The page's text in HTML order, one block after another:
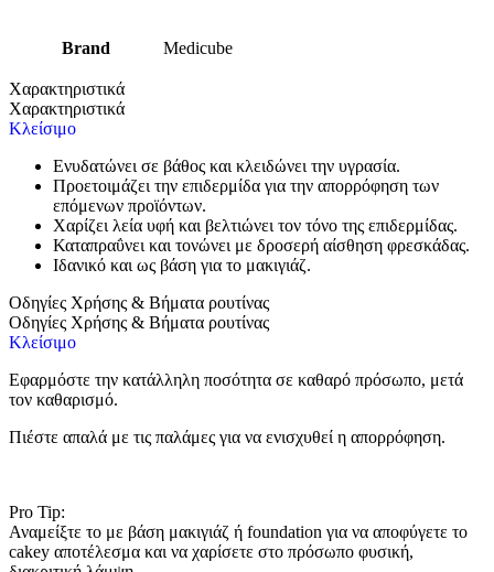
Brand Medicube
Χαρακτηριστικά
Χαρακτηριστικά
Κλείσιμο
Ενυδατώνει σε βάθος και κλειδώνει την υγρασία.
Προετοιμάζει την επιδερμίδα για την απορρόφηση των
επόμενων προϊόντων.
Χαρίζει λεία υφή και βελτιώνει τον τόνο της επιδερμίδας.
Καταπραΰνει και τονώνει με δροσερή αίσθηση φρεσκάδας.
Ιδανικό και ως βάση για το μακιγιάζ.
Οδηγίες Χρήσης & Βήματα ρουτίνας
Οδηγίες Χρήσης & Βήματα ρουτίνας
Κλείσιμο
Εφαρμόστε την κατάλληλη ποσότητα σε καθαρό πρόσωπο, μετά
τον καθαρισμό.
Πιέστε απαλά με τις παλάμες για να ενισχυθεί η απορρόφηση.
Pro Tip:
Αναμείξτε το με βάση μακιγιάζ ή foundation για να αποφύγετε το
cakey αποτέλεσμα και να χαρίσετε στο πρόσωπο φυσική,